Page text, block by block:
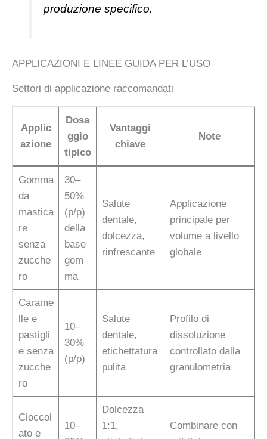
produzione specifico.
APPLICAZIONI E LINEE GUIDA PER L’USO
Settori di applicazione raccomandati
Applic
azione
Dosa
ggio
tipico
Vantaggi
chiave
Note
Gomma
da
mastica
re
senza
zucche
ro
30–
50%
(p/p)
della
base
gom
ma
Salute
dentale,
dolcezza,
rinfrescante
Applicazione
principale per
volume a livello
globale
Carame
lle e
pastigli
e senza
zucche
ro
10–
30%
(p/p)
Salute
dentale,
etichettatura
pulita
Profilo di
dissoluzione
controllato dalla
granulometria
Cioccol
ato e
10–
Dolcezza
1:1,
Combinare con